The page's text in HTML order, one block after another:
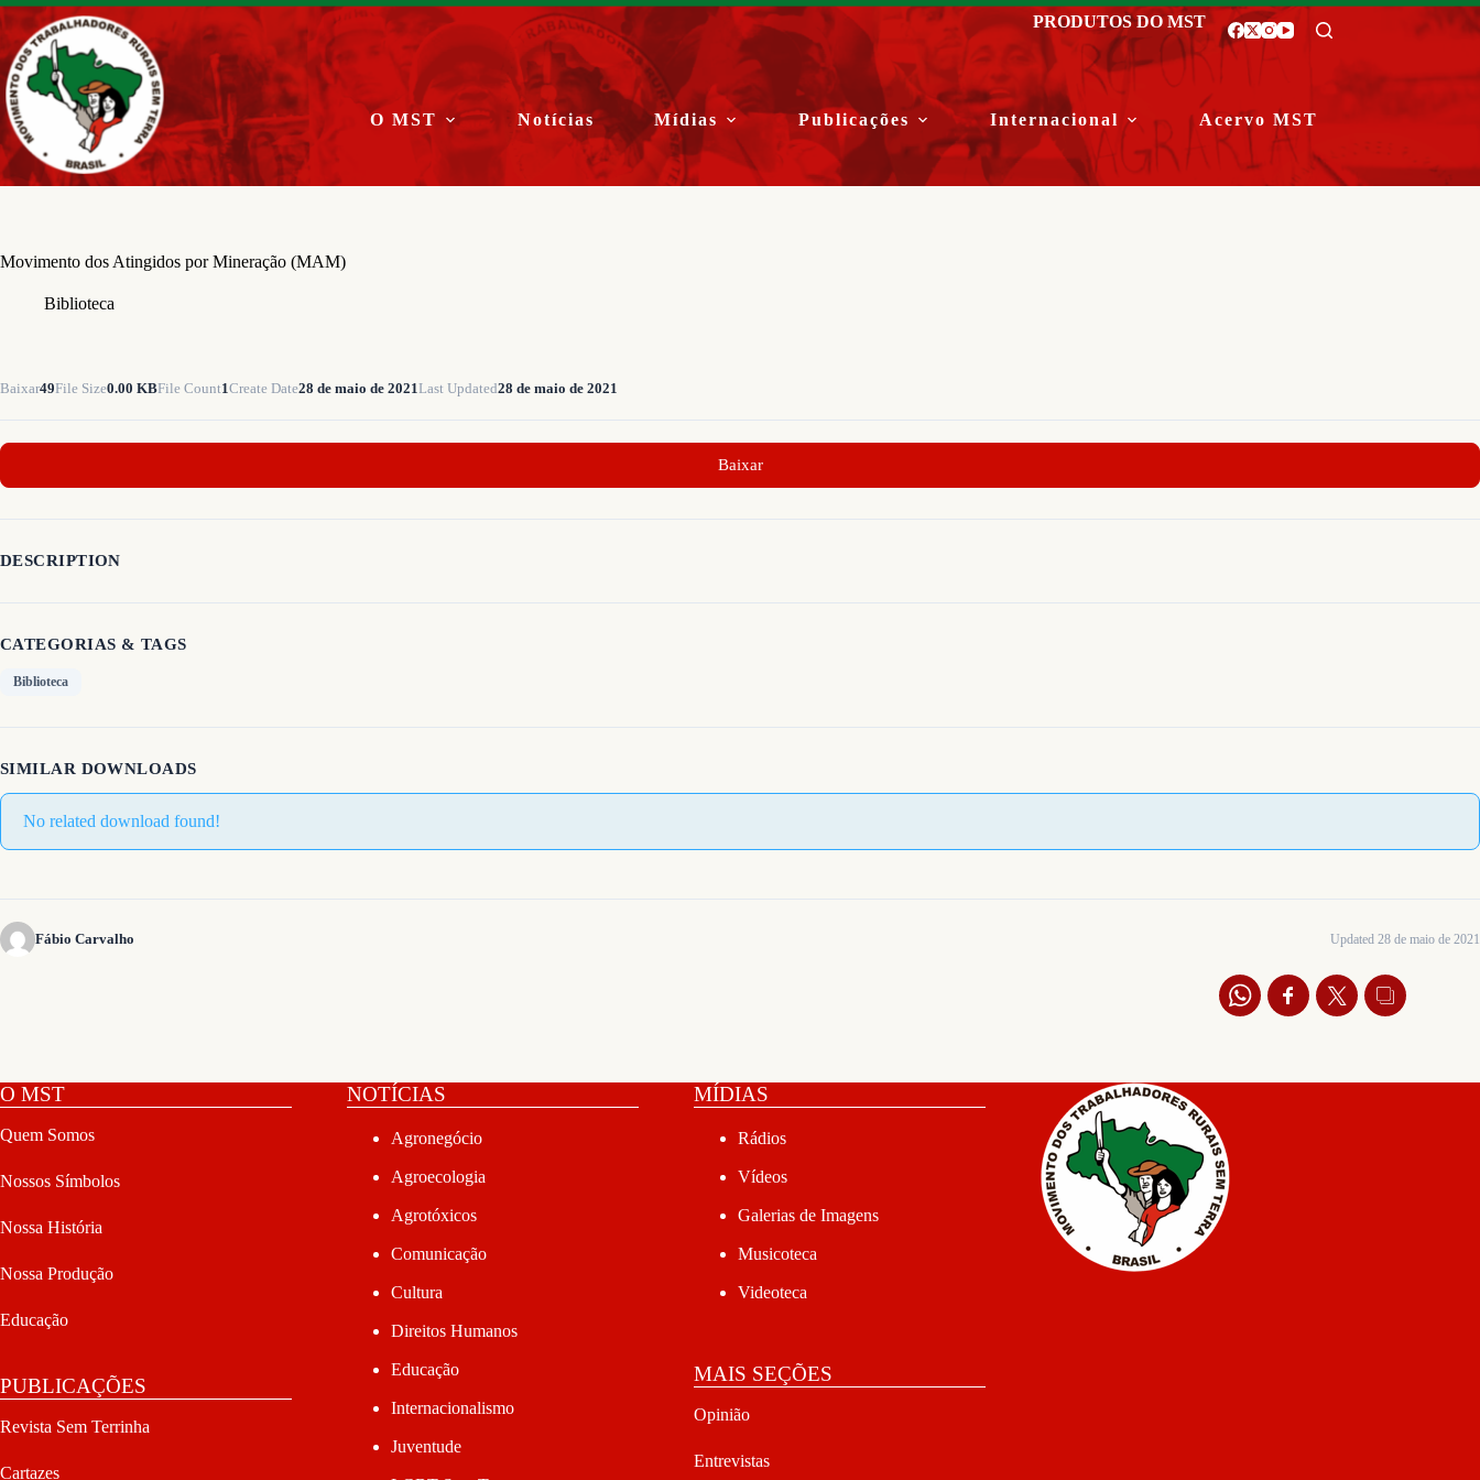
Pular
para
o
conteúdo
PRODUTOS DO MST
O MST Notícias Mídias Publicações Internacional Acervo MST
Movimento dos Atingidos por Mineração (MAM)
Biblioteca
Baixar49File Size0.00 KBFile Count1Create Date28 de maio de 2021Last Updated28 de maio de 2021
Baixar
DESCRIPTION
CATEGORIAS & TAGS
Biblioteca
SIMILAR DOWNLOADS
No related download found!
Fábio Carvalho Updated 28 de maio de 2021
O MST
Quem Somos
Nossos Símbolos
Nossa História
Nossa Produção
Educação
PUBLICAÇÕES
Revista Sem Terrinha
Cartazes
NOTÍCIAS
Agronegócio
Agroecologia
Agrotóxicos
Comunicação
Cultura
Direitos Humanos
Educação
Internacionalismo
Juventude
MÍDIAS
Rádios
Vídeos
Galerias de Imagens
Musicoteca
Videoteca
MAIS SEÇÕES
Opinião
Entrevistas